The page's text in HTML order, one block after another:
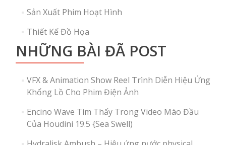
Sản Xuất Phim Hoạt Hình
Thiết Kế Đồ Họa
NHỮNG BÀI ĐÃ POST
VFX & Animation Show Reel Trình Diễn Hiệu Ứng
Khổng Lồ Cho Phim Điện Ảnh
Encino Wave Tìm Thấy Trong Video Mào Đầu
Của Houdini 19.5 {Sea Swell)